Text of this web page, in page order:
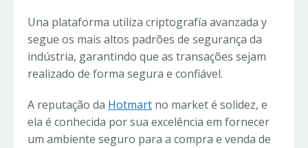
Una plataforma utiliza criptografía avanzada y
segue os mais altos padrões de segurança da
indústria, garantindo que as transações sejam
realizado de forma segura e confiável.
A reputação da Hotmart no market é solidez, e
ela é conhecida por sua excelência em fornecer
um ambiente seguro para a compra e venda de